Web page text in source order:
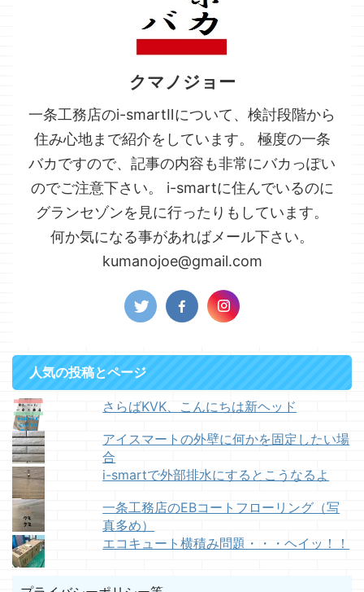
クマノジョー
一条工務店のi-smartⅡについて、検討段階から
住み心地まで紹介をしています。 極度の一条
バカですので、記事の内容も非常にバカっぽい
のでご注意下さい。 i-smartに住んでいるのに
グランセゾンを見に行ったりもしています。
何か気になる事があればメール下さい。
kumanojoe@gmail.com
人気の投稿とページ
さらばKVK、こんにちは新ヘッド
アイスマートの外壁に何かを固定したい場
合
i-smartで外部排水にするとこうなるよ
一条工務店のEBコートフローリング（写
真多め）
エコキュート横積み問題・・・ヘイッ！！